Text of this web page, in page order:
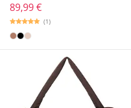
89,99 €
(1)